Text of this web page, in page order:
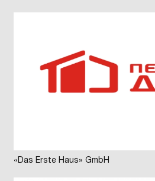
«Das Erste Haus» GmbH